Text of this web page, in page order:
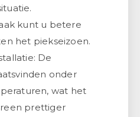
kunt u betere
het piekseizoen.
De
onder
wat het
prettiger